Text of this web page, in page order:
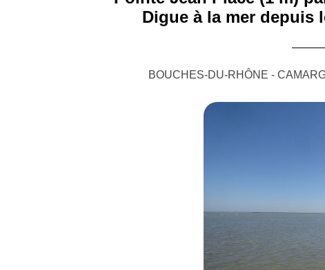
Digue à la mer depuis
BOUCHES-DU-RHÔNE -